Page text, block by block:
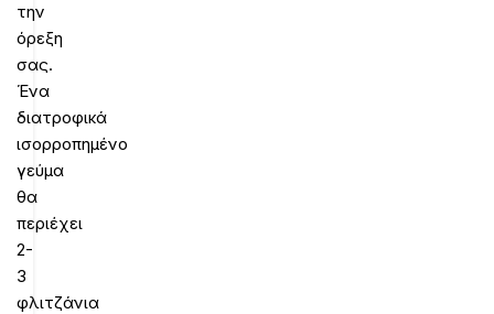
την
όρεξη
σας.
Ένα
διατροφικά
ισορροπημένο
γεύμα
θα
περιέχει
2-
3
φλιτζάνια